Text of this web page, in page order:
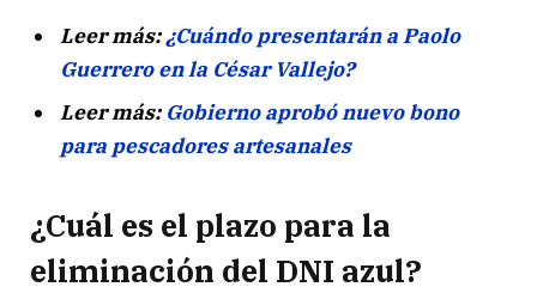
Leer más:¿Cuándo presentarán a Paolo
Guerrero en la César Vallejo?
Leer más: Gobierno aprobó nuevo bono
para pescadores artesanales
¿Cuál es el plazo para la
eliminación del DNI azul?